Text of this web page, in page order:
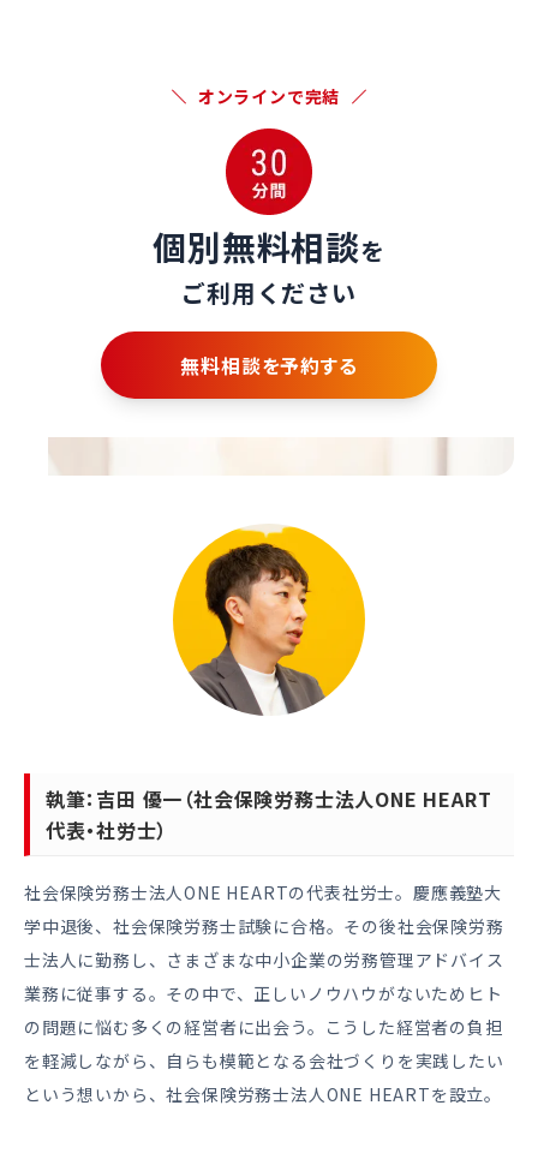
オンラインで完結
個別無料相談を
ご利用ください
無料相談を予約する
執筆：吉田 優一（社会保険労務士法人ONE HEART
代表・社労士）
社会保険労務士法人ONE HEARTの代表社労士。慶應義塾大
学中退後、社会保険労務士試験に合格。その後社会保険労務
士法人に勤務し、さまざまな中小企業の労務管理アドバイス
業務に従事する。その中で、正しいノウハウがないためヒト
の問題に悩む多くの経営者に出会う。こうした経営者の負担
を軽減しながら、自らも模範となる会社づくりを実践したい
という想いから、社会保険労務士法人ONE HEARTを設立。